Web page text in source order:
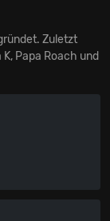
Zuletzt
Papa Roach und